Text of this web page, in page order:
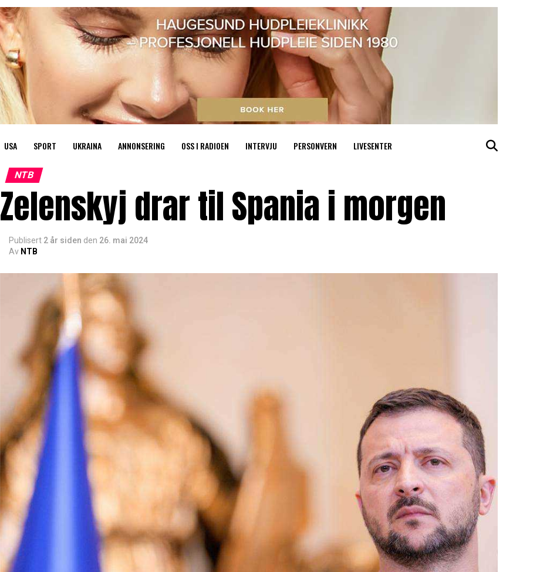
USA SPORT UKRAINA ANNONSERING OSS I RADIOEN INTERVJU PERSONVERN LIVESENTER
NTB
Zelenskyj drar til Spania i morgen
Publisert 2 år siden den 26. mai 2024
Av NTB